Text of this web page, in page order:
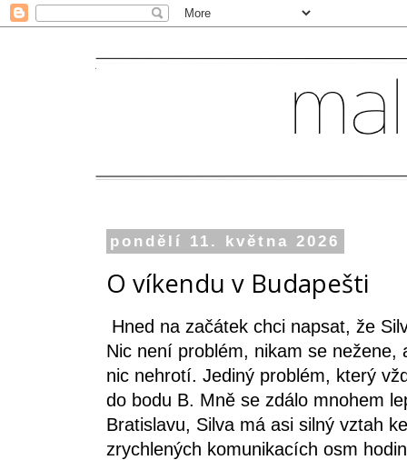
pondělí 11. května 2026
O víkendu v Budapešti
Hned na začátek chci napsat, že
Nic není problém, nikam se
nic nehrotí. Jediný problém, který
do bodu B. Mně se zdálo mnohem
Bratislavu, Silva má asi silný vztah
zrychlených komunikacích osm